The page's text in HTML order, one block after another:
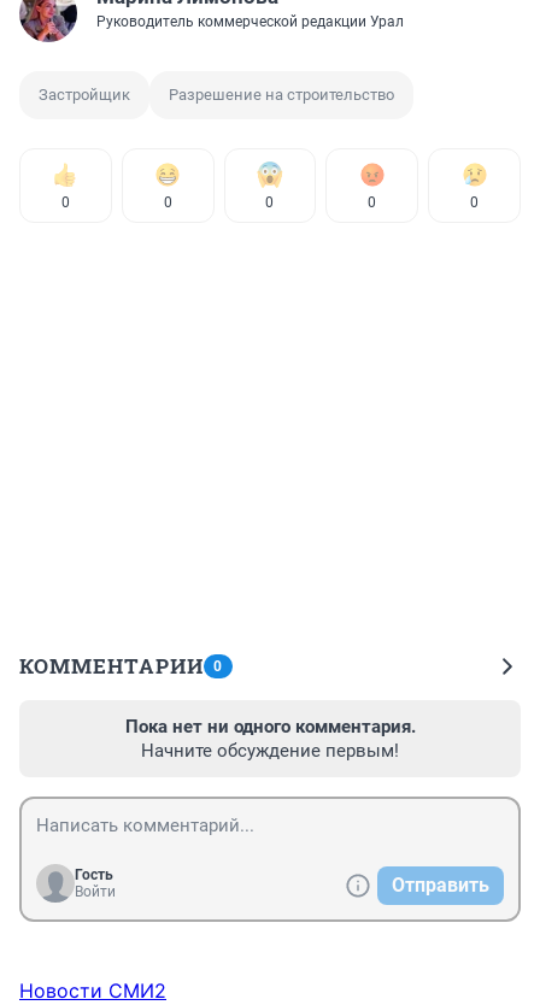
Руководитель коммерческой редакции Урал
Застройщик Разрешение на строительство
0 0 0 0 0
КОММЕНТАРИИ 0
Пока нет ни одного комментария.
Начните обсуждение первым!
Гость
Войти
Отправить
Новости СМИ2